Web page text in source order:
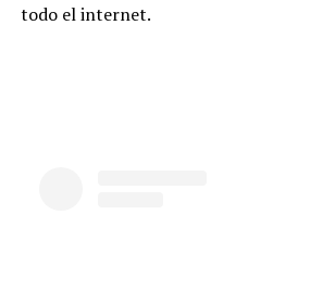
todo el internet.